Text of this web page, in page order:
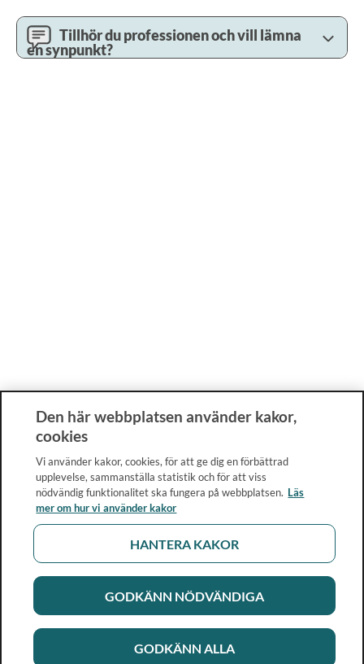
Tillhör du professionen och vill lämna
en synpunkt?
Den här webbplatsen använder kakor,
cookies
Vi använder kakor, cookies, för att ge dig en förbättrad
upplevelse, sammanställa statistik och för att viss
nödvändig funktionalitet ska fungera på webbplatsen. Läs
mer om hur vi använder kakor
HANTERA KAKOR
GODKÄNN NÖDVÄNDIGA
GODKÄNN ALLA